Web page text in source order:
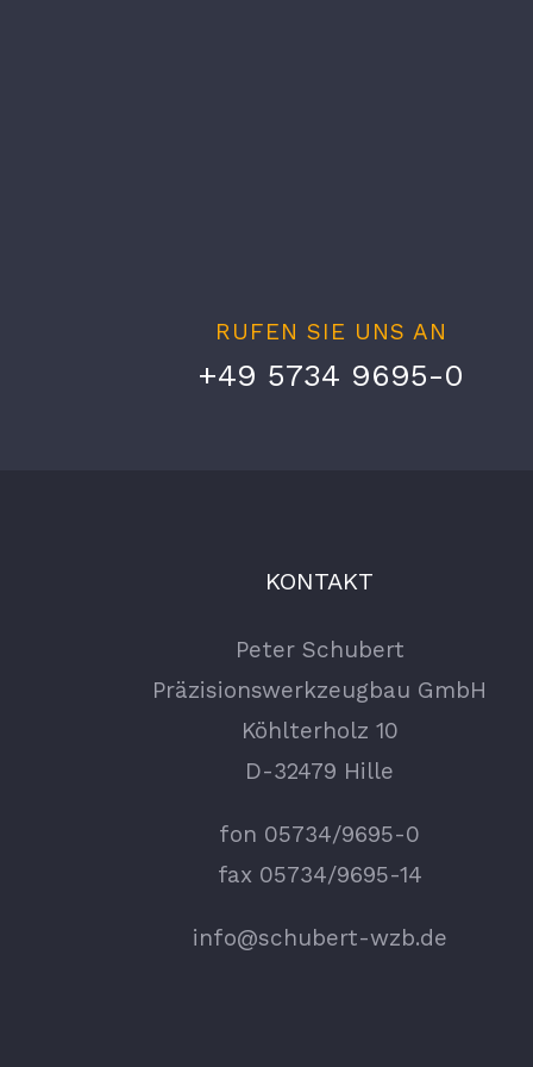
RUFEN SIE UNS AN
+49 5734 9695-0
KONTAKT
Peter Schubert
Präzisionswerkzeugbau GmbH
Köhlterholz 10
D-32479 Hille
fon 05734/9695-0
fax 05734/9695-14
info@schubert-wzb.de